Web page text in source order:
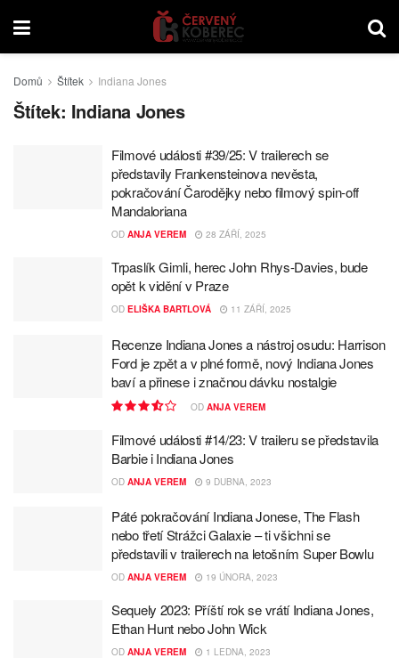
Domů Štítek Indiana Jones
Štítek: Indiana Jones
Filmové události #39/25: V trailerech se
představily Frankensteinova nevěsta,
pokračování Čarodějky nebo filmový spin-off
Mandaloriana
OD ANJA VEREM 28 ZÁŘÍ, 2025
Trpaslík Gimli, herec John Rhys-Davies, bude
opět k vidění v Praze
OD ELIŠKA BARTLOVÁ 11 ZÁŘÍ, 2025
Recenze Indiana Jones a nástroj osudu: Harrison
Ford je zpět a v plné formě, nový Indiana Jones
baví a přinese i značnou dávku nostalgie
OD ANJA VEREM
Filmové události #14/23: V traileru se představila
Barbie i Indiana Jones
OD ANJA VEREM 9 DUBNA, 2023
Páté pokračování Indiana Jonese, The Flash
nebo třetí Strážci Galaxie – ti všichni se
představili v trailerech na letošním Super Bowlu
OD ANJA VEREM 19 ÚNORA, 2023
Sequely 2023: Příští rok se vrátí Indiana Jones,
Ethan Hunt nebo John Wick
OD ANJA VEREM 1 LEDNA, 2023